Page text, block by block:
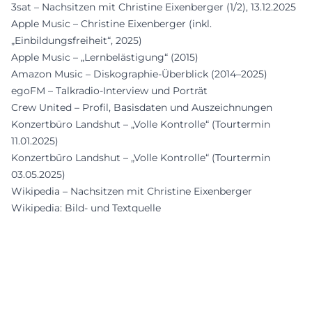
3sat – Nachsitzen mit Christine Eixenberger (1/2), 13.12.2025
Apple Music – Christine Eixenberger (inkl.
„Einbildungsfreiheit“, 2025)
Apple Music – „Lernbelästigung“ (2015)
Amazon Music – Diskographie-Überblick (2014–2025)
egoFM – Talkradio-Interview und Porträt
Crew United – Profil, Basisdaten und Auszeichnungen
Konzertbüro Landshut – „Volle Kontrolle“ (Tourtermin
11.01.2025)
Konzertbüro Landshut – „Volle Kontrolle“ (Tourtermin
03.05.2025)
Wikipedia – Nachsitzen mit Christine Eixenberger
Wikipedia: Bild- und Textquelle